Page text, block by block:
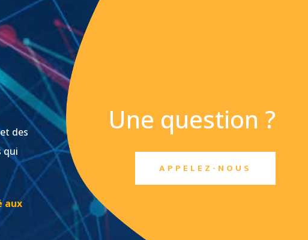
des
qui
aux
Une question ?
APPELEZ-NOUS